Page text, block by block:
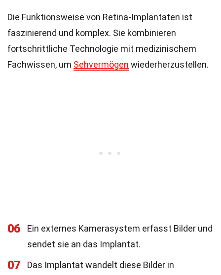
Die Funktionsweise von Retina-Implantaten ist
faszinierend und komplex. Sie kombinieren
fortschrittliche Technologie mit medizinischem
Fachwissen, um Sehvermögen wiederherzustellen.
06
Ein externes Kamerasystem erfasst Bilder und
sendet sie an das Implantat.
07
Das Implantat wandelt diese Bilder in